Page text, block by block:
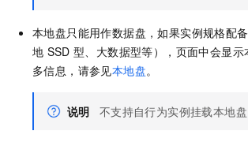
本地盘只能用作数据盘，如果实例规格配
地 SSD 型、大数据型等），页面中会显
多信息，请参见本地盘。
说明 不支持自行为实例挂载本地盘